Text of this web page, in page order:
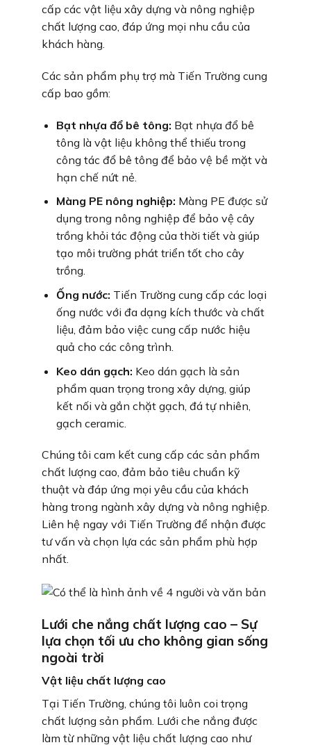
cấp các vật liệu xây dựng và nông nghiệp
chất lượng cao, đáp ứng mọi nhu cầu của
khách hàng.
Các sản phẩm phụ trợ mà Tiến Trường cung
cấp bao gồm:
Bạt nhựa đổ bê tông: Bạt nhựa đổ bê
tông là vật liệu không thể thiếu trong
công tác đổ bê tông để bảo vệ bề mặt và
hạn chế nứt nẻ.
Màng PE nông nghiệp: Màng PE được sử
dụng trong nông nghiệp để bảo vệ cây
trồng khỏi tác động của thời tiết và giúp
tạo môi trường phát triển tốt cho cây
trồng.
Ống nước: Tiến Trường cung cấp các loại
ống nước với đa dạng kích thước và chất
liệu, đảm bảo việc cung cấp nước hiệu
quả cho các công trình.
Keo dán gạch: Keo dán gạch là sản
phẩm quan trọng trong xây dựng, giúp
kết nối và gắn chặt gạch, đá tự nhiên,
gạch ceramic.
Chúng tôi cam kết cung cấp các sản phẩm
chất lượng cao, đảm bảo tiêu chuẩn kỹ
thuật và đáp ứng mọi yêu cầu của khách
hàng trong ngành xây dựng và nông nghiệp.
Liên hệ ngay với Tiến Trường để nhận được
tư vấn và chọn lựa các sản phẩm phù hợp
nhất.
Lưới che nắng chất lượng cao – Sự
lựa chọn tối ưu cho không gian sống
ngoài trời
Vật liệu chất lượng cao
Tại Tiến Trường, chúng tôi luôn coi trọng
chất lượng sản phẩm. Lưới che nắng được
làm từ những vật liệu chất lượng cao như